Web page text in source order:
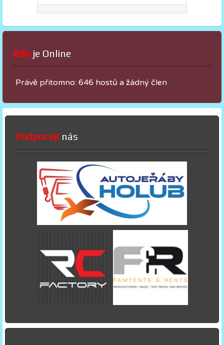
Kdo je Online
Právě přítomno: 646 hostů a žádný člen
Podporujínás